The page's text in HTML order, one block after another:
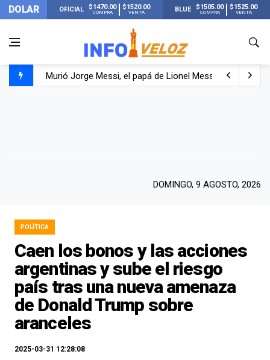
DOLAR OFICIAL $1470.00
COMPRA
$1520.00
VENTA BLUE $1505.00
COMPRA
$1525.00
VENTA
Murió Jorge Messi, el papá de Lionel Messi
DOMINGO, 9 AGOSTO, 2026
POLÍTICA
Caen los bonos y las acciones
argentinas y sube el riesgo
país tras una nueva amenaza
de Donald Trump sobre
aranceles
2025-03-31 12:28:08